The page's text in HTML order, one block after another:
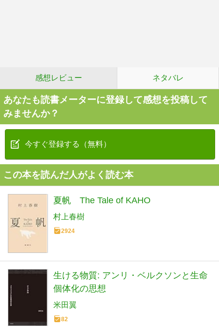
感想レビュー ネタバレ
あなたも読書メーターに登録して感想を投稿して
みませんか？
今すぐ登録する（無料）
この本を読んだ人がよく読む本
夏帆 The Tale of KAHO
村上春樹
2924
生ける物質: アンリ・ベルクソンと生命
個体化の思想
米田翼
82